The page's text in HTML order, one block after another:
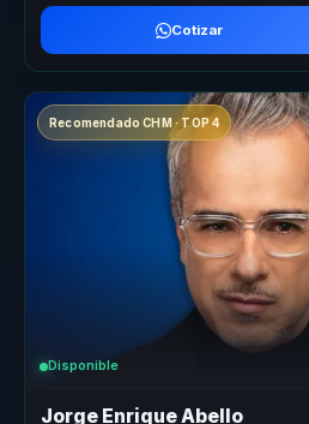
Cotizar
Recomendado CHM · TOP 4
Disponible
Jorge Enrique Abello